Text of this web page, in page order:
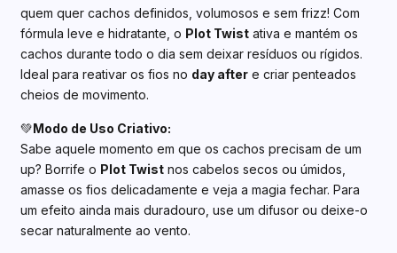
quem quer cachos definidos, volumosos e sem frizz! Com
fórmula leve e hidratante, o Plot Twistativa e mantém os
cachos durante todo o dia sem deixar resíduos ou rígidos.
Ideal para reativar os fios no day aftere criar penteados
cheios de movimento.
💚Modo de Uso Criativo:
Sabe aquele momento em que os cachos precisam de um
up? Borrife o Plot Twistnos cabelos secos ou úmidos,
amasse os fios delicadamente e veja a magia fechar. Para
um efeito ainda mais duradouro, use um difusor ou deixe-o
secar naturalmente ao vento.